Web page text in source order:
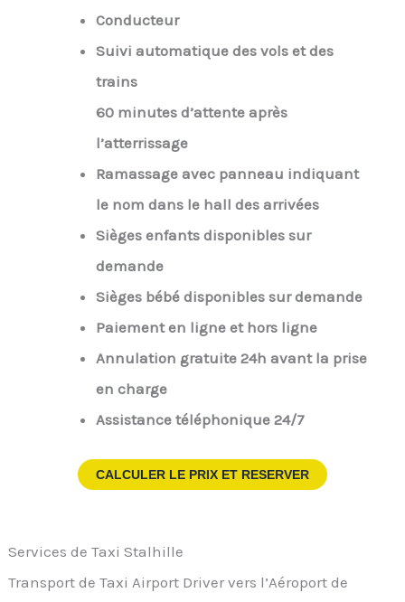
Conducteur
Suivi automatique des vols et des
trains
60 minutes d’attente après
l’atterrissage
Ramassage avec panneau indiquant
le nom dans le hall des arrivées
Sièges enfants disponibles sur
demande
Sièges bébé disponibles sur demande
Paiement en ligne et hors ligne
Annulation gratuite 24h avant la prise
en charge
Assistance téléphonique 24/7
CALCULER LE PRIX ET RESERVER
Services de Taxi Stalhille
Transport de Taxi Airport Driver vers l’Aéroport de